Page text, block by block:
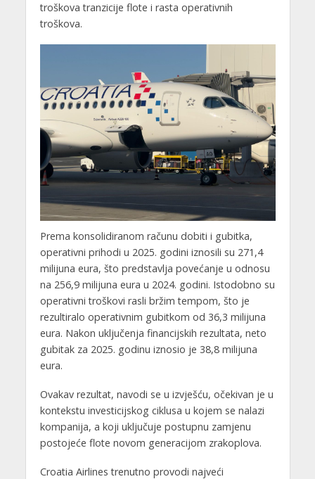
troškova tranzicije flote i rasta operativnih
troškova.
Prema konsolidiranom računu dobiti i gubitka,
operativni prihodi u 2025. godini iznosili su 271,4
milijuna eura, što predstavlja povećanje u odnosu
na 256,9 milijuna eura u 2024. godini. Istodobno su
operativni troškovi rasli bržim tempom, što je
rezultiralo operativnim gubitkom od 36,3 milijuna
eura. Nakon uključenja financijskih rezultata, neto
gubitak za 2025. godinu iznosio je 38,8 milijuna
eura.
Ovakav rezultat, navodi se u izvješću, očekivan je u
kontekstu investicijskog ciklusa u kojem se nalazi
kompanija, a koji uključuje postupnu zamjenu
postojeće flote novom generacijom zrakoplova.
Croatia Airlines trenutno provodi najveći